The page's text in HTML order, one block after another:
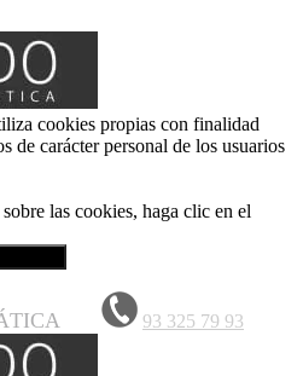
cookies propias con finalidad
de carácter personal de los usuarios
las cookies, haga clic en el
93 325 79 93